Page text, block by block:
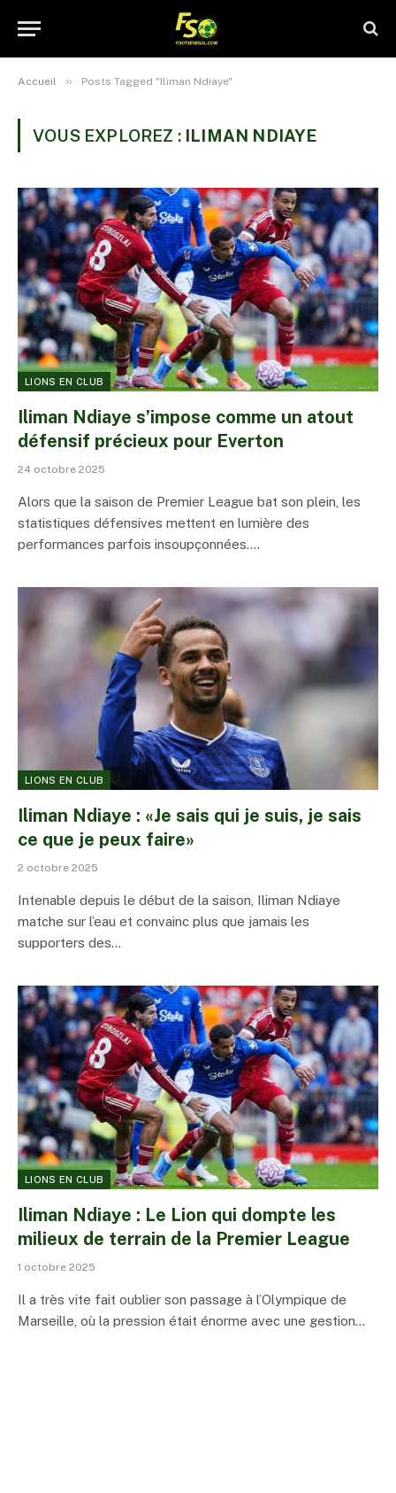
Accueil » Posts Tagged "Iliman Ndiaye"
VOUS EXPLOREZ : ILIMAN NDIAYE
LIONS EN CLUB
Iliman Ndiaye s’impose comme un atout
défensif précieux pour Everton
24 octobre 2025
Alors que la saison de Premier League bat son plein, les
statistiques défensives mettent en lumière des
performances parfois insoupçonnées.…
LIONS EN CLUB
Iliman Ndiaye : «Je sais qui je suis, je sais
ce que je peux faire»
2 octobre 2025
Intenable depuis le début de la saison, Iliman Ndiaye
matche sur l’eau et convainc plus que jamais les
supporters des…
LIONS EN CLUB
Iliman Ndiaye : Le Lion qui dompte les
milieux de terrain de la Premier League
1 octobre 2025
Il a très vite fait oublier son passage à l’Olympique de
Marseille, où la pression était énorme avec une gestion…